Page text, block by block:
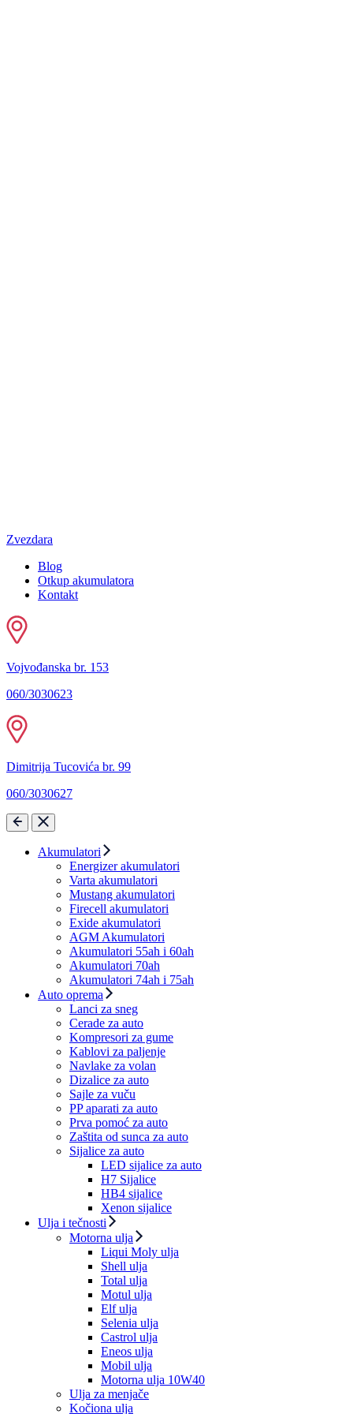
Zvezdara
Blog
Otkup akumulatora
Kontakt
Vojvođanska br. 153
060/3030623
Dimitrija Tucovića br. 99
060/3030627
Akumulatori
Energizer akumulatori
Varta akumulatori
Mustang akumulatori
Firecell akumulatori
Exide akumulatori
AGM Akumulatori
Akumulatori 55ah i 60ah
Akumulatori 70ah
Akumulatori 74ah i 75ah
Auto oprema
Lanci za sneg
Cerade za auto
Kompresori za gume
Kablovi za paljenje
Navlake za volan
Dizalice za auto
Sajle za vuču
PP aparati za auto
Prva pomoć za auto
Zaštita od sunca za auto
Sijalice za auto
LED sijalice za auto
H7 Sijalice
HB4 sijalice
Xenon sijalice
Ulja i tečnosti
Motorna ulja
Liqui Moly ulja
Shell ulja
Total ulja
Motul ulja
Elf ulja
Selenia ulja
Castrol ulja
Eneos ulja
Mobil ulja
Motorna ulja 10W40
Ulja za menjače
Kočiona ulja